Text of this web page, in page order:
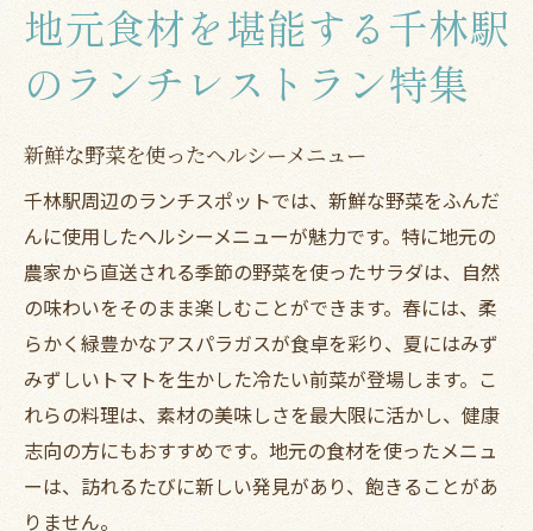
地元食材を堪能する千林駅
のランチレストラン特集
新鮮な野菜を使ったヘルシーメニュー
千林駅周辺のランチスポットでは、新鮮な野菜をふんだ
んに使用したヘルシーメニューが魅力です。特に地元の
農家から直送される季節の野菜を使ったサラダは、自然
の味わいをそのまま楽しむことができます。春には、柔
らかく緑豊かなアスパラガスが食卓を彩り、夏にはみず
みずしいトマトを生かした冷たい前菜が登場します。こ
れらの料理は、素材の美味しさを最大限に活かし、健康
志向の方にもおすすめです。地元の食材を使ったメニュ
ーは、訪れるたびに新しい発見があり、飽きることがあ
りません。